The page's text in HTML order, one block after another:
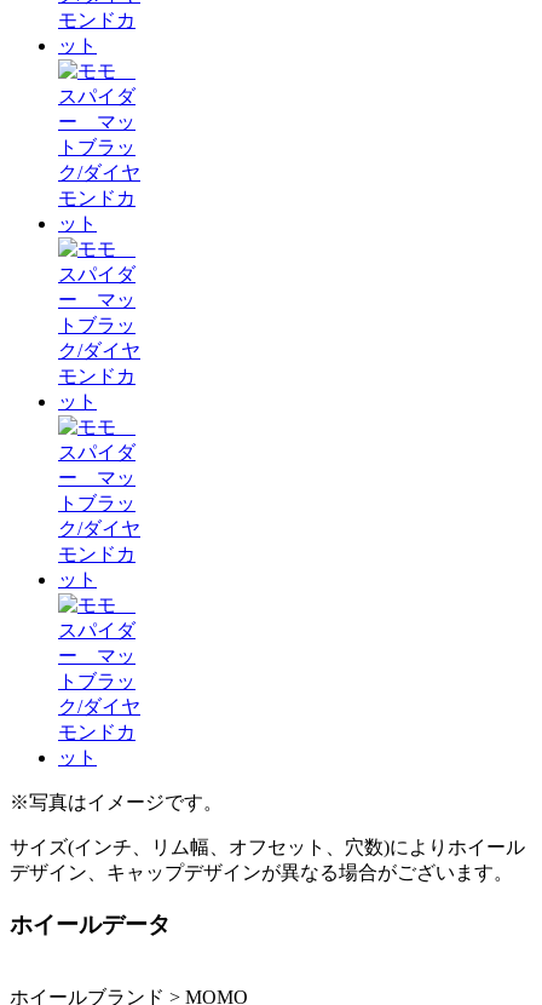
※写真はイメージです。
サイズ(インチ、リム幅、オフセット、穴数)によりホイール
デザイン、キャップデザインが異なる場合がございます。
ホイールデータ
ホイールブランド > MOMO